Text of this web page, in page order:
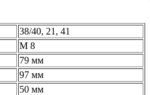
38/40, 21, 41
M 8
79 мм
97 мм
50 мм